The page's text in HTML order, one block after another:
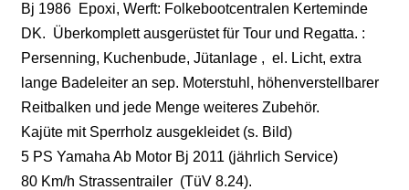
Bj 1986 Epoxi, Werft: Folkebootcentralen Kerteminde
DK. Überkomplett ausgerüstet für Tour und Regatta. :
Persenning, Kuchenbude, Jütanlage , el. Licht, extra
lange Badeleiter an sep. Moterstuhl, höhenverstellbarer
Reitbalken und jede Menge weiteres Zubehör.
Kajüte mit Sperrholz ausgekleidet (s. Bild)
5 PS Yamaha Ab Motor Bj 2011 (jährlich Service)
80 Km/h Strassentrailer (TüV 8.24).